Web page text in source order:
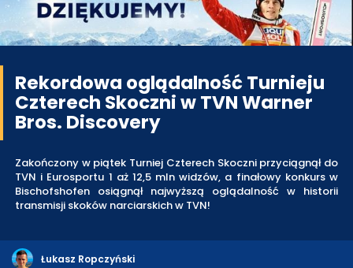
Rekordowa oglądalność Turnieju
Czterech Skoczni w TVN Warner
Bros. Discovery
Zakończony w piątek Turniej Czterech Skoczni przyciągnął do
TVN i Eurosportu 1 aż 12,5 mln widzów, a finałowy konkurs w
Bischofshofen osiągnął najwyższą oglądalność w historii
transmisji skoków narciarskich w TVN!
Łukasz Ropczyński